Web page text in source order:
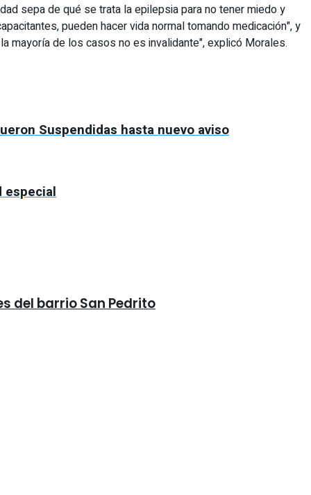
sepa de qué se trata la epilepsia para no tener miedo y
pueden hacer vida normal tomando medicación", y
mayoría de los casos no es invalidante", explicó Morales.
Suspendidas hasta nuevo aviso
especial
del barrio San Pedrito